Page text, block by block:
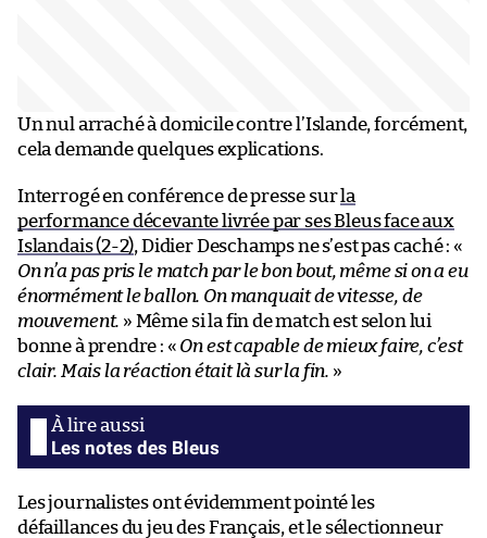
Un nul arraché à domicile contre l’Islande, forcément,
cela demande quelques explications.
Interrogé en conférence de presse surla
performance décevante livrée par ses Bleus face aux
Islandais (2-2), Didier Deschamps ne s’est pas caché : «
On n’a pas pris le match par le bon bout, même si on a eu
énormément le ballon. On manquait de vitesse, de
mouvement. » Même si la fin de match est selon lui
bonne à prendre : « On est capable de mieux faire, c’est
clair. Mais la réaction était là sur la fin. »
Les notes des Bleus
Les journalistes ont évidemment pointé les
défaillances du jeu des Français, et le sélectionneur